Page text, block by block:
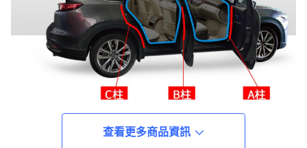
查看更多商品資訊